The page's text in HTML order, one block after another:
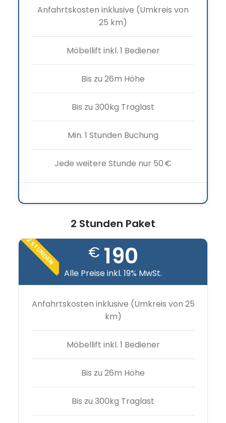
Anfahrtskosten inklusive (Umkreis von
25 km)
Möbellift inkl. 1 Bediener
Bis zu 26m Höhe
Bis zu 300kg Traglast
Min. 1 Stunden Buchung
Jede weitere Stunde nur 50 €
2 Stunden Paket
2 STUNDEN € 190
Alle Preise inkl. 19% MwSt.
Anfahrtskosten inklusive (Umkreis von 25
km)
Möbellift inkl. 1 Bediener
Bis zu 26m Höhe
Bis zu 300kg Traglast